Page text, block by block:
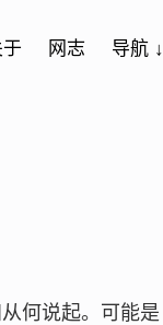
网志 导航 ↓
何说起。可能是